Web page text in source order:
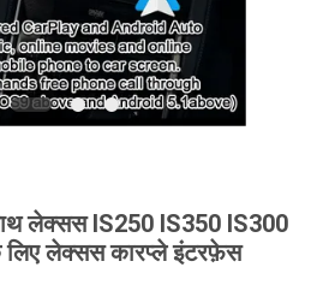
लेक्सस IS250 IS350 IS300
लेक्सस कारप्ले इंटरफ़ेस